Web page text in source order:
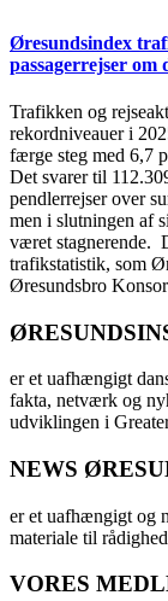
Øresundsindex
passagerrejser
Trafikken og
rekordniveauer i
færge steg med 6,7
Det svarer til
pendlerrejser over
men i slutningen af
været stagnerende.
trafikstatistik, som
Øresundsbro
er et uafhængigt
fakta, netværk og
udviklingen i
NEWS
er et uafhængigt og
materiale til
VORES